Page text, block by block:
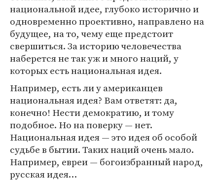
национальной идее, глубоко исторично и
одновременно проективно, направлено на
будущее, на то, чему еще предстоит
свершиться. За историю человечества
наберется не так уж и много наций, у
которых есть национальная идея.
Например, есть ли у американцев
национальная идея? Вам ответят: да,
конечно! Нести демократию, и тому
подобное. Но на поверку — нет.
Национальная идея — это идея об особой
судьбе в бытии. Таких наций очень мало.
Например, евреи — богоизбранный народ,
русская идея…